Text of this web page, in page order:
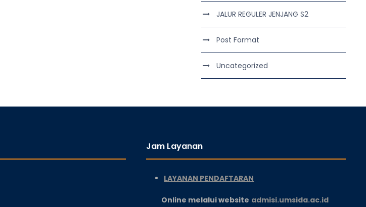
JALUR REGULER JENJANG S2
Post Format
Uncategorized
Jam Layanan
LAYANAN PENDAFTARAN
Online melalui website admisi.umsida.ac.id